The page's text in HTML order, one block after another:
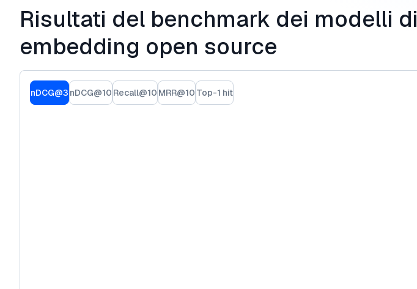
Risultati del benchmark dei modelli di
embedding open source
nDCG@3 nDCG@10 Recall@10 MRR@10 Top-1 hit